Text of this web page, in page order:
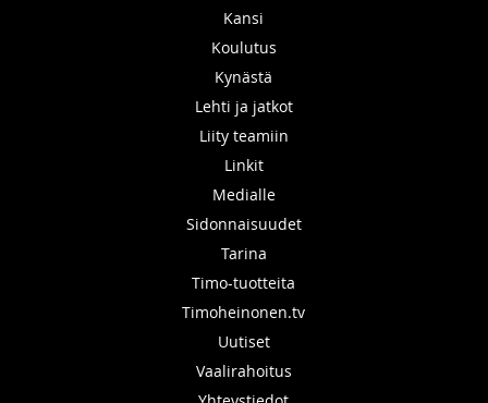
Kansi
Koulutus
Kynästä
Lehti ja jatkot
Liity teamiin
Linkit
Medialle
Sidonnaisuudet
Tarina
Timo-tuotteita
Timoheinonen.tv
Uutiset
Vaalirahoitus